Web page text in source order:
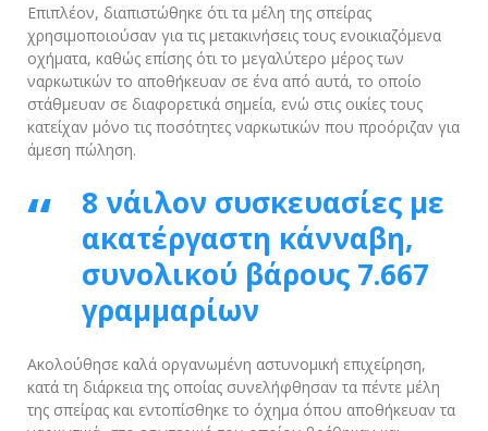
Επιπλέον, διαπιστώθηκε ότι τα μέλη της σπείρας
χρησιμοποιούσαν για τις μετακινήσεις τους ενοικιαζόμενα
οχήματα, καθώς επίσης ότι το μεγαλύτερο μέρος των
ναρκωτικών το αποθήκευαν σε ένα από αυτά, το οποίο
στάθμευαν σε διαφορετικά σημεία, ενώ στις οικίες τους
κατείχαν μόνο τις ποσότητες ναρκωτικών που προόριζαν για
άμεση πώληση.
8 νάιλον συσκευασίες με
ακατέργαστη κάνναβη,
συνολικού βάρους 7.667
γραμμαρίων
Ακολούθησε καλά οργανωμένη αστυνομική επιχείρηση,
κατά τη διάρκεια της οποίας συνελήφθησαν τα πέντε μέλη
της σπείρας και εντοπίσθηκε το όχημα όπου αποθήκευαν τα